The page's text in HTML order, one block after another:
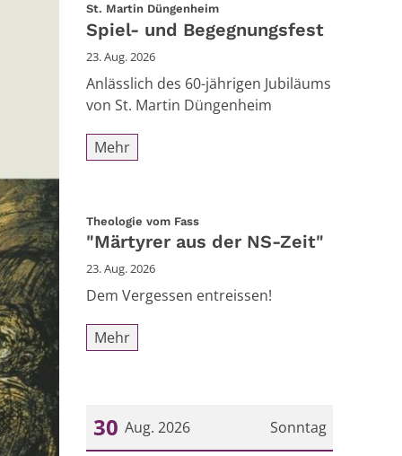
St. Martin Düngenheim:
Spiel- und Begegnungsfest
23. Aug. 2026
Anlässlich des 60-jährigen Jubiläums
von St. Martin Düngenheim
Mehr
Theologie vom Fass:
"Märtyrer aus der NS-Zeit"
23. Aug. 2026
Dem Vergessen entreissen!
Mehr
Sonntag
30 Aug. 2026